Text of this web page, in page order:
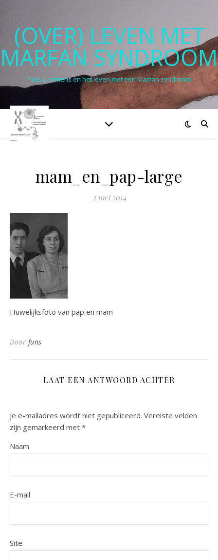
(OVER) LEVEN MET
MARFAN SYNDROOM
Funs Lemmens en het leven met een Marfan syndroom
mam_en_pap-large
2 mei 2014
Huwelijksfoto van pap en mam
Door funs
LAAT EEN ANTWOORD ACHTER
Je e-mailadres wordt niet gepubliceerd. Vereiste velden
zijn gemarkeerd met *
Naam
E-mail
Site